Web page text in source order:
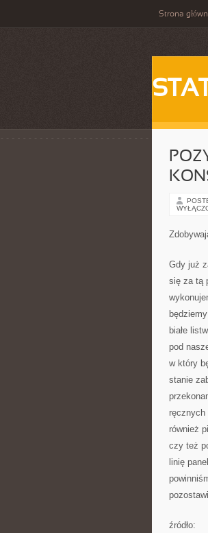
Strona
Gdy już
się za tą
białe
pod
w który
stanie
ręcznych
również
czy też
linię
źródło: